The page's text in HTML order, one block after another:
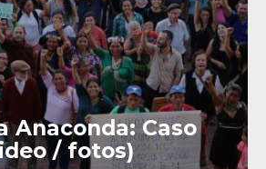
Anaconda: Caso
/ fotos)